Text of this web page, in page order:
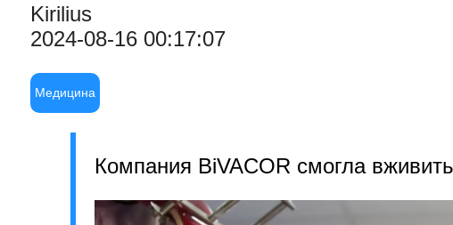
Kirilius
2024-08-16 00:17:07
Медицина
Компания BiVACOR смогла